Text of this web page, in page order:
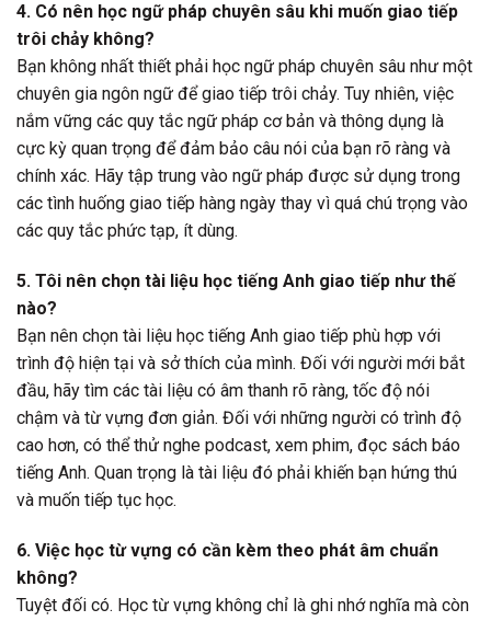
4. Có nên học ngữ pháp chuyên sâu khi muốn giao tiếp
trôi chảy không?
Bạn không nhất thiết phải học ngữ pháp chuyên sâu như một
chuyên gia ngôn ngữ để giao tiếp trôi chảy. Tuy nhiên, việc
nắm vững các quy tắc ngữ pháp cơ bản và thông dụng là
cực kỳ quan trọng để đảm bảo câu nói của bạn rõ ràng và
chính xác. Hãy tập trung vào ngữ pháp được sử dụng trong
các tình huống giao tiếp hàng ngày thay vì quá chú trọng vào
các quy tắc phức tạp, ít dùng.
5. Tôi nên chọn tài liệu học tiếng Anh giao tiếp như thế
nào?
Bạn nên chọn tài liệu học tiếng Anh giao tiếp phù hợp với
trình độ hiện tại và sở thích của mình. Đối với người mới bắt
đầu, hãy tìm các tài liệu có âm thanh rõ ràng, tốc độ nói
chậm và từ vựng đơn giản. Đối với những người có trình độ
cao hơn, có thể thử nghe podcast, xem phim, đọc sách báo
tiếng Anh. Quan trọng là tài liệu đó phải khiến bạn hứng thú
và muốn tiếp tục học.
6. Việc học từ vựng có cần kèm theo phát âm chuẩn
không?
Tuyệt đối có. Học từ vựng không chỉ là ghi nhớ nghĩa mà còn